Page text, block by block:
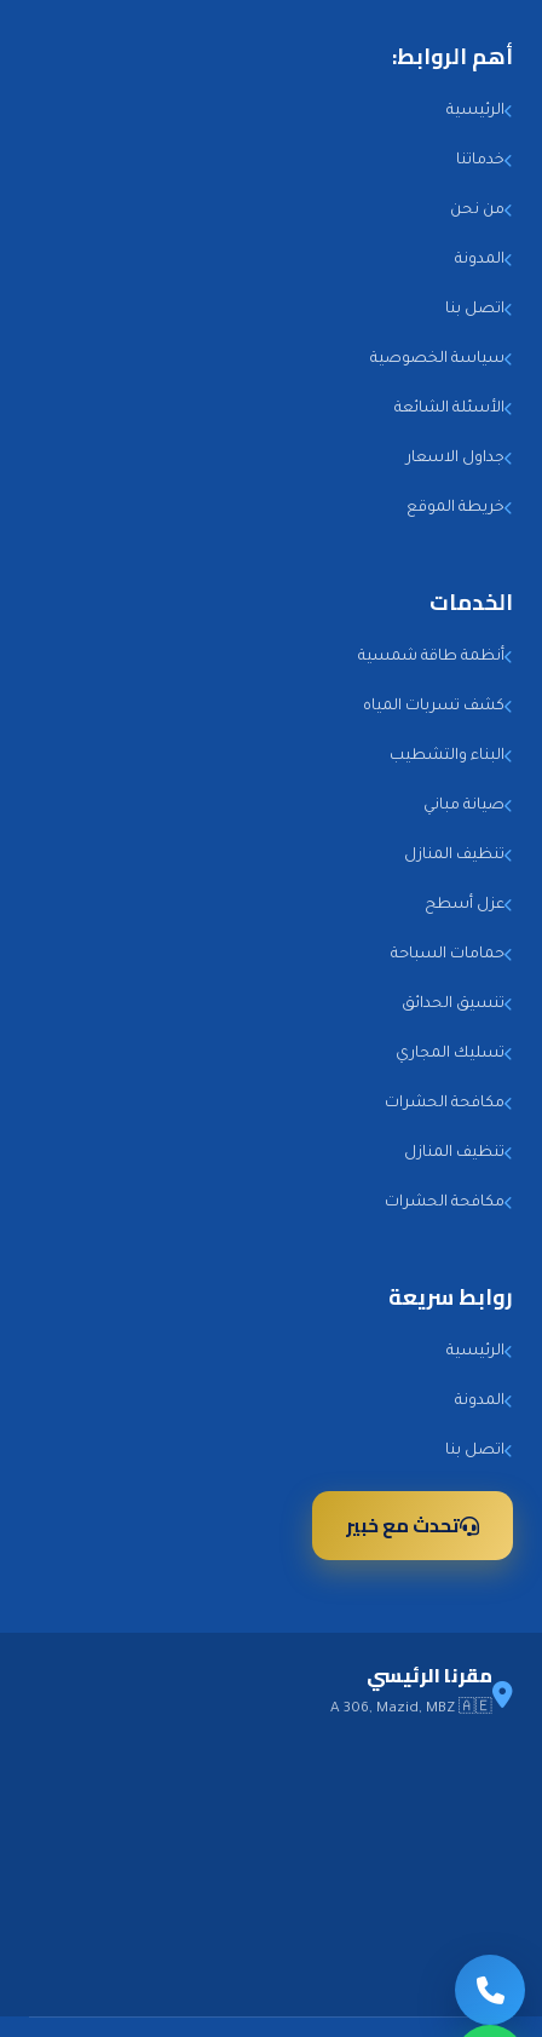
أهم الروابط:
الرئيسية
خدماتنا
من نحن
المدونة
اتصل بنا
سياسة الخصوصية
الأسئلة الشائعة
جداول الاسعار
خريطة الموقع
الخدمات
أنظمة طاقة شمسية
كشف تسربات المياه
البناء والتشطيب
صيانة مباني
تنظيف المنازل
عزل أسطح
حمامات السباحة
تنسيق الحدائق
تسليك المجاري
مكافحة الحشرات
تنظيف المنازل
مكافحة الحشرات
روابط سريعة
الرئيسية
المدونة
اتصل بنا
تحدث مع خبير
مقرنا الرئيسي
A 306, Mazid, MBZ 🇦🇪